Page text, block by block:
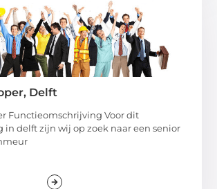
Delft
Functieomschrijving Voor dit
in delft zijn wij op zoek naar een senior